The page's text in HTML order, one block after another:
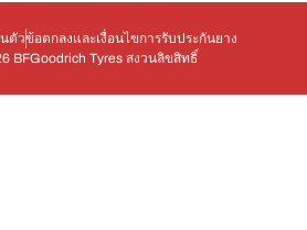
ตัวข้อตกลงและเงื่อนไขการรับประกันยาง
BFGoodrich Tyres สงวนลิขสิทธิ์